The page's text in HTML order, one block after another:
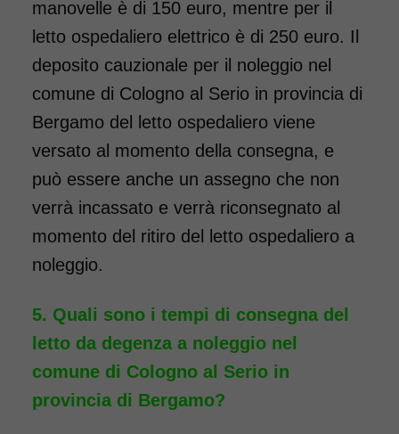
manovelle è di 150 euro, mentre per il
letto ospedaliero elettrico è di 250 euro. Il
deposito cauzionale per il noleggio nel
comune di Cologno al Serio in provincia di
Bergamo del letto ospedaliero viene
versato al momento della consegna, e
può essere anche un assegno che non
verrà incassato e verrà riconsegnato al
momento del ritiro del letto ospedaliero a
noleggio.
Quali sono i tempi di consegna del
letto da degenza a noleggio nel
comune di Cologno al Serio in
provincia di Bergamo?